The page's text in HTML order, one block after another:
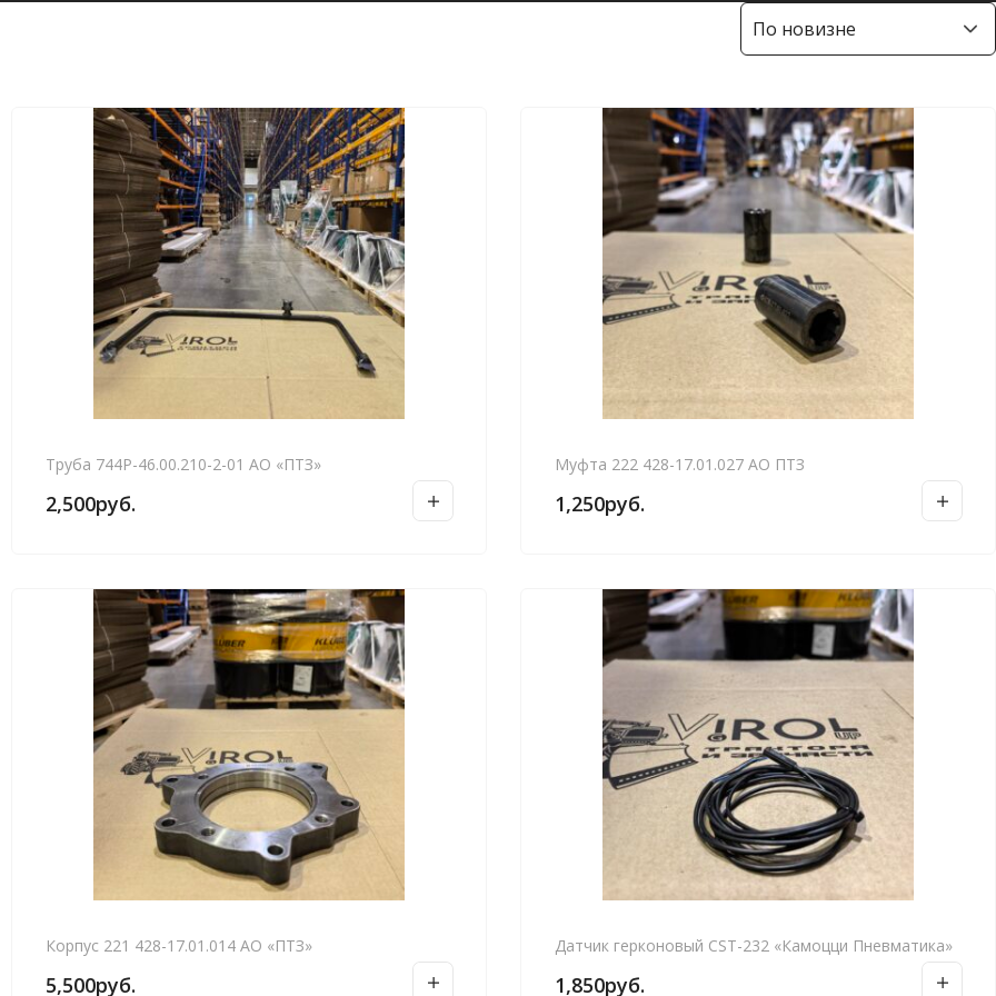
Труба 744Р-46.00.210-2-01 АО «ПТЗ»
2,500руб.
Муфта 222 428-17.01.027 АО ПТЗ
1,250руб.
Корпус 221 428-17.01.014 АО «ПТЗ»
5,500руб.
Датчик герконовый CST-232 «Камоцци Пневматика»
1,850руб.